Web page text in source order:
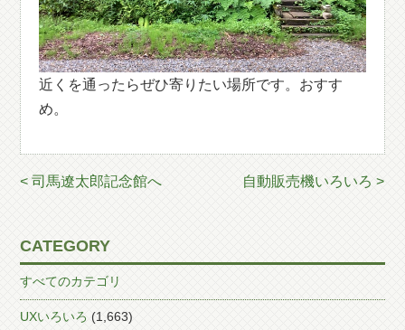
近くを通ったらぜひ寄りたい場所です。おすす
め。
< 司馬遼太郎記念館へ 自動販売機いろいろ >
CATEGORY
すべてのカテゴリ
UXいろいろ (1,663)